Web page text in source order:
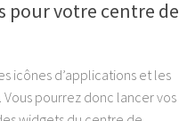
pour votre centre de
icônes d’applications et les
pourrez donc lancer vos